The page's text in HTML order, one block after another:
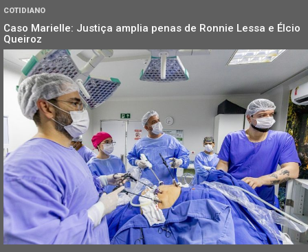
COTIDIANO
Caso Marielle: Justiça amplia penas de Ronnie Lessa e Élcio
Queiroz